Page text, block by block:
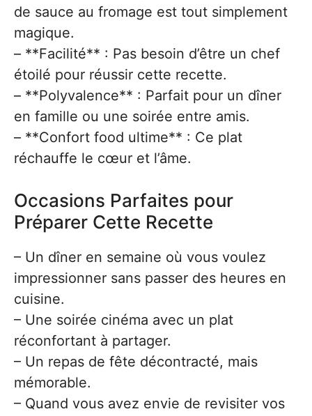
de sauce au fromage est tout simplement
magique.
– **Facilité** : Pas besoin d’être un chef
étoilé pour réussir cette recette.
– **Polyvalence** : Parfait pour un dîner
en famille ou une soirée entre amis.
– **Confort food ultime** : Ce plat
réchauffe le cœur et l’âme.
Occasions Parfaites pour
Préparer Cette Recette
– Un dîner en semaine où vous voulez
impressionner sans passer des heures en
cuisine.
– Une soirée cinéma avec un plat
réconfortant à partager.
– Un repas de fête décontracté, mais
mémorable.
– Quand vous avez envie de revisiter vos